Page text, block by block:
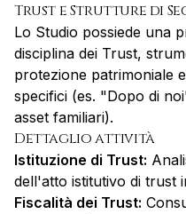
Trust e Strutture di
Lo Studio possiede una
disciplina dei Trust,
protezione patrimoniale
specifici (es. "Dopo di
asset familiari).
Dettaglio attività
Istituzione di Trust:
dell'atto istitutivo di trust
Fiscalità dei Trust: